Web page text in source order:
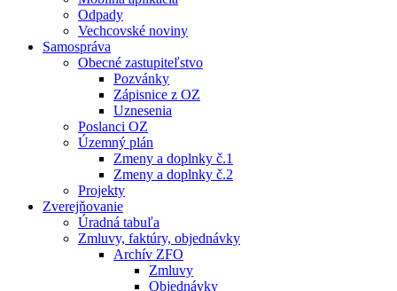
Odpady
Vechcovské noviny
Samospráva
Obecné zastupiteľstvo
Pozvánky
Zápisnice z OZ
Uznesenia
Poslanci OZ
Územný plán
Zmeny a doplnky č.1
Zmeny a doplnky č.2
Projekty
Zverejňovanie
Úradná tabuľa
Zmluvy, faktúry, objednávky
Archív ZFO
Zmluvy
Objednávky